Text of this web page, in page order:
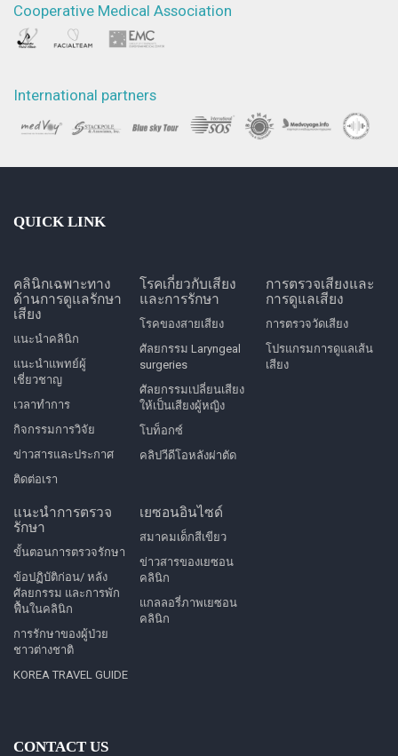
Cooperative Medical Association
International partners
QUICK LINK
คลินิกเฉพาะทาง
ด้านการดูแลรักษา
เสียง
แนะนำคลินิก
แนะนำแพทย์ผู้
เชี่ยวชาญ
เวลาทำการ
กิจกรรมการวิจัย
ข่าวสารและประกาศ
ติดต่อเรา
โรคเกี่ยวกับเสียง
และการรักษา
โรคของสายเสียง
ศัลยกรรม Laryngeal
surgeries
ศัลยกรรมเปลี่ยนเสียง
ให้เป็นเสียงผู้หญิง
โบท็อกซ์
คลิปวีดีโอหลังผ่าตัด
การตรวจเสียงและ
การดูแลเสียง
การตรวจวัดเสียง
โปรแกรมการดูแลเส้น
เสียง
แนะนำการตรวจ
รักษา
ขั้นตอนการตรวจรักษา
ข้อปฏิบัติก่อน/ หลัง
ศัลยกรรม และการพัก
ฟื้นในคลินิก
การรักษาของผู้ป่วย
ชาวต่างชาติ
KOREA TRAVEL GUIDE
เยซอนอินไซด์
สมาคมเด็กสีเขียว
ข่าวสารของเยซอน
คลินิก
แกลลอรี่ภาพเยซอน
คลินิก
CONTACT US